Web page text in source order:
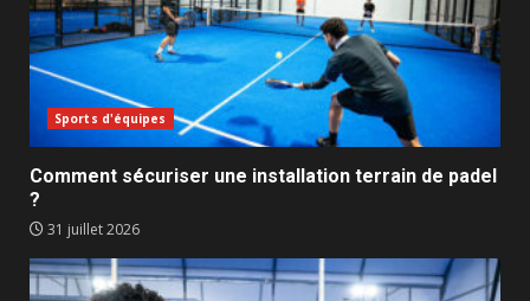
Sports d'équipes
Comment sécuriser une installation terrain de padel
?
31 juillet 2026